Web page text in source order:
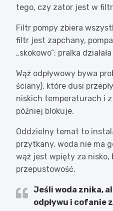
tego, czy zator jest w
Filtr pompy zbiera
filtr jest zapchany,
„skokowo”: pralka
Wąż odpływowy bywa
ściany), które dusi
niskich temperaturach i
później blokuje.
Oddzielny temat to
przytkany, woda nie ma
wąż jest wpięty za nisko,
przepustowość.
Jeśli woda znika,
odpływu i cofanie